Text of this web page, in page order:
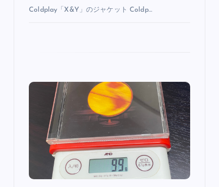
Coldplay「X&Y」のジャケット Coldp…